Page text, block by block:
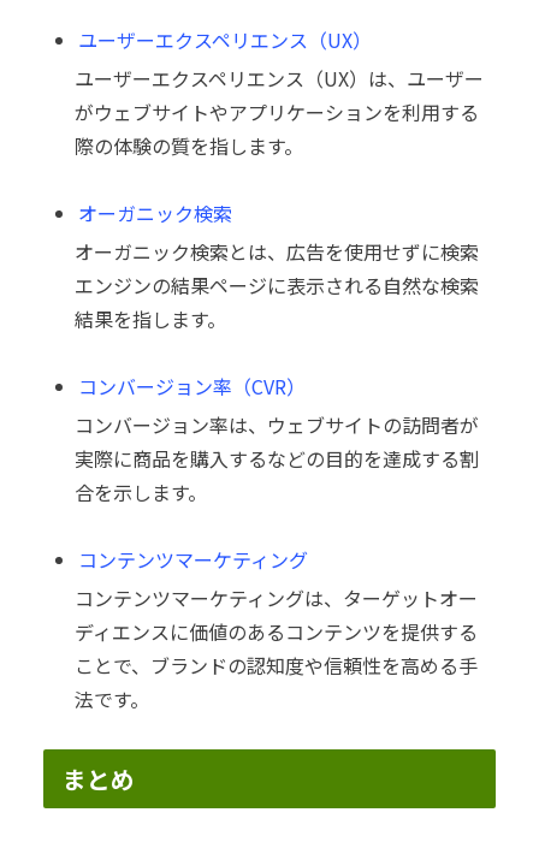
ユーザーエクスペリエンス（UX）
ユーザーエクスペリエンス（UX）は、ユーザー
がウェブサイトやアプリケーションを利用する
際の体験の質を指します。
オーガニック検索
オーガニック検索とは、広告を使用せずに検索
エンジンの結果ページに表示される自然な検索
結果を指します。
コンバージョン率（CVR）
コンバージョン率は、ウェブサイトの訪問者が
実際に商品を購入するなどの目的を達成する割
合を示します。
コンテンツマーケティング
コンテンツマーケティングは、ターゲットオー
ディエンスに価値のあるコンテンツを提供する
ことで、ブランドの認知度や信頼性を高める手
法です。
まとめ